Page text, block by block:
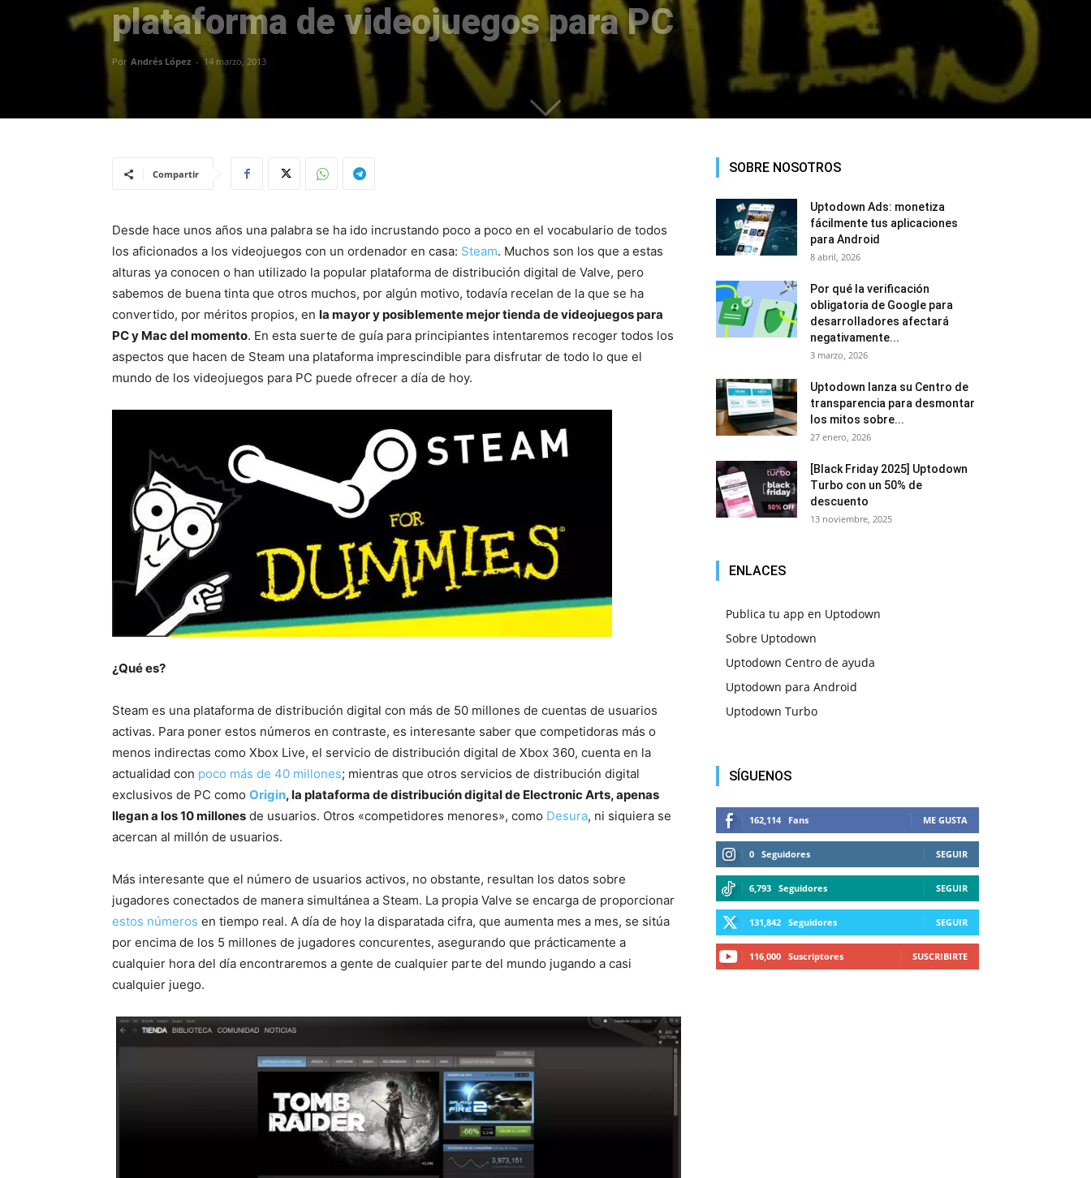
plataforma de videojuegos para PC
Por Andrés López - 14 marzo, 2013
Compartir
Desde hace unos años una palabra se ha ido incrustando poco a poco en el vocabulario de todos
los aficionados a los videojuegos con un ordenador en casa: Steam. Muchos son los que a estas
alturas ya conocen o han utilizado la popular plataforma de distribución digital de Valve, pero
sabemos de buena tinta que otros muchos, por algún motivo, todavía recelan de la que se ha
convertido, por méritos propios, en la mayor y posiblemente mejor tienda de videojuegos para
PC y Mac del momento. En esta suerte de guía para principiantes intentaremos recoger todos los
aspectos que hacen de Steam una plataforma imprescindible para disfrutar de todo lo que el
mundo de los videojuegos para PC puede ofrecer a día de hoy.
¿Qué es?
Steam es una plataforma de distribución digital con más de 50 millones de cuentas de usuarios
activas. Para poner estos números en contraste, es interesante saber que competidoras más o
menos indirectas como Xbox Live, el servicio de distribución digital de Xbox 360, cuenta en la
actualidad con poco más de 40 millones; mientras que otros servicios de distribución digital
exclusivos de PC como Origin, la plataforma de distribución digital de Electronic Arts, apenas
llegan a los 10 millones de usuarios. Otros «competidores menores», como Desura, ni siquiera se
acercan al millón de usuarios.
Más interesante que el número de usuarios activos, no obstante, resultan los datos sobre
jugadores conectados de manera simultánea a Steam. La propia Valve se encarga de proporcionar
estos números en tiempo real. A día de hoy la disparatada cifra, que aumenta mes a mes, se sitúa
por encima de los 5 millones de jugadores concurentes, asegurando que prácticamente a
cualquier hora del día encontraremos a gente de cualquier parte del mundo jugando a casi
cualquier juego.
SOBRE NOSOTROS
Uptodown Ads: monetiza
fácilmente tus aplicaciones
para Android
8 abril, 2026
Por qué la verificación
obligatoria de Google para
desarrolladores afectará
negativamente...
3 marzo, 2026
Uptodown lanza su Centro de
transparencia para desmontar
los mitos sobre...
27 enero, 2026
[Black Friday 2025] Uptodown
Turbo con un 50% de
descuento
13 noviembre, 2025
ENLACES
Publica tu app en Uptodown
Sobre Uptodown
Uptodown Centro de ayuda
Uptodown para Android
Uptodown Turbo
SÍGUENOS
162,114 Fans ME GUSTA
0 Seguidores SEGUIR
6,793 Seguidores SEGUIR
131,842 Seguidores SEGUIR
116,000 Suscriptores SUSCRIBIRTE